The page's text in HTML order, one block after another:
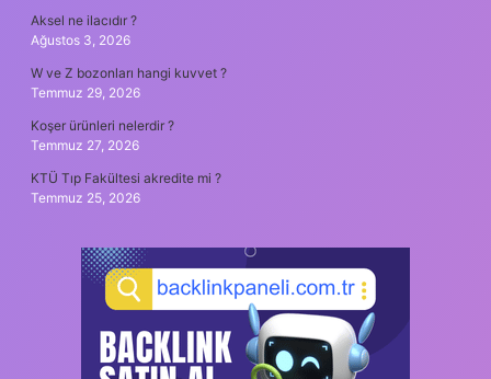
Aksel ne ilacıdır ?
Ağustos 3, 2026
W ve Z bozonları hangi kuvvet ?
Temmuz 29, 2026
Koşer ürünleri nelerdir ?
Temmuz 27, 2026
KTÜ Tıp Fakültesi akredite mi ?
Temmuz 25, 2026